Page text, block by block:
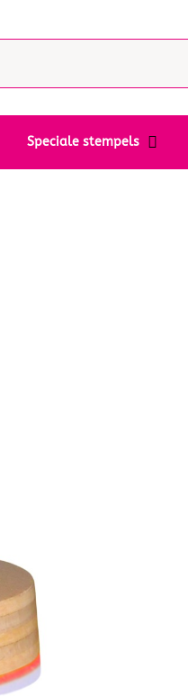
Speciale stempels